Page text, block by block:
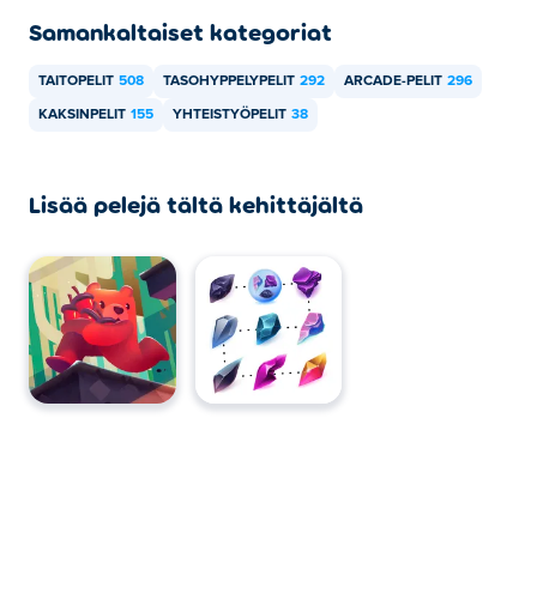
Kyllä! Fixing Time on yksi- tai paikallinen moninpeli, joten
voit pelata ystäväsi kanssa samalla tietokoneella!
Samankaltaiset kategoriat
TAITOPELIT 508 TASOHYPPELYPELIT 292 ARCADE-PELIT 296
KAKSINPELIT 155 YHTEISTYÖPELIT 38
Lisää pelejä tältä kehittäjältä